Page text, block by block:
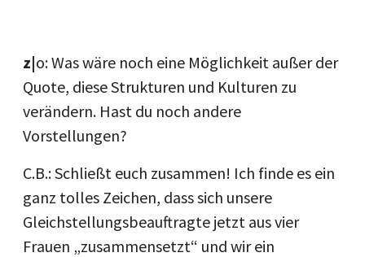
z|o: Was wäre noch eine Möglichkeit außer der
Quote, diese Strukturen und Kulturen zu
verändern. Hast du noch andere
Vorstellungen?
C.B.: Schließt euch zusammen! Ich finde es ein
ganz tolles Zeichen, dass sich unsere
Gleichstellungsbeauftragte jetzt aus vier
Frauen „zusammensetzt“ und wir ein